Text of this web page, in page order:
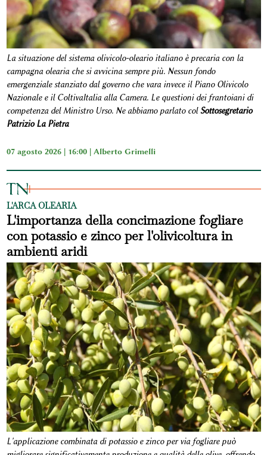
La situazione del sistema olivicolo-oleario italiano è precaria con la
campagna olearia che si avvicina sempre più. Nessun fondo
emergenziale stanziato dal governo che vara invece il Piano Olivicolo
Nazionale e il ColtivaItalia alla Camera. Le questioni dei frantoiani di
competenza del Ministro Urso. Ne abbiamo parlato colSottosegretario
Patrizio La Pietra
07 agosto 2026 | 16:00 | Alberto Grimelli
L'ARCA OLEARIA
L'importanza della concimazione fogliare
con potassio e zinco per l'olivicoltura in
ambienti aridi
L'applicazione combinata di potassio e zinco per via fogliare può